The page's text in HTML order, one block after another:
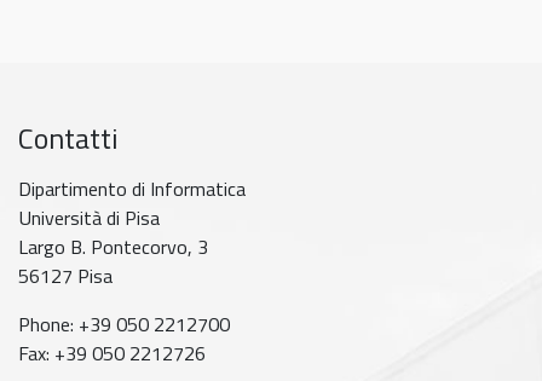
Contatti
Dipartimento di Informatica
Università di Pisa
Largo B. Pontecorvo, 3
56127 Pisa
Phone: +39 050 2212700
Fax: +39 050 2212726